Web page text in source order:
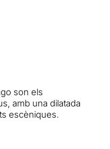
son els
amb una dilatada
escèniques.